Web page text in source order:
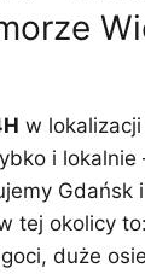
w lokalizacji
i
Gdańsk
tej okolicy
duże